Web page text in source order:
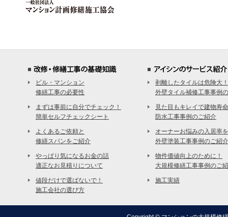
ビル・マンション
修繕工事の必要性
まずは事前に自分でチェック！
簡単セルフチェックシート
よくあるご依頼と
修繕スパンをご紹介
やっぱり気になるお金の話
適正なお見積りについて
値段だけで選ばないで！
施工会社の選び方
剥離したタイルは危険大！
外壁タイル補修工事事例
見た目もキレイで建物寿
防水工事事例のご紹介
オーナーお悩みの入居率
外壁塗装工事事例のご紹介
物件価値向上のために！
大規模修繕工事事例のご
施工実績